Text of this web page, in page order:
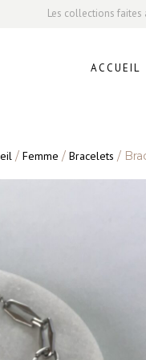
Les collections faites
ACCUEIL
/ Femme / Bracelets /